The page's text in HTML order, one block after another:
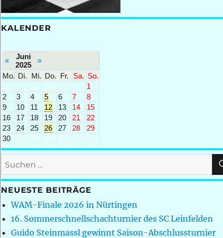
KALENDER
«
Juni
2025
»
Mo. Di. Mi. Do. Fr. Sa. So.
1
2
3 4 5 6 7
8
9
10 11 12 13 14
15
16
17 18 19 20 21
22
23
24 25 26 27 28
29
30
Suchen
nach:
NEUESTE BEITRÄGE
WAM-Finale 2026 in Nürtingen
16. Sommerschnellschachturnier des SC Leinfelden
Guido Steinmassl gewinnt Saison-Abschlussturnier